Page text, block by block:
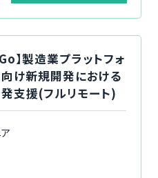
】製造業プラットフォ
け新規開発における
支援(フルリモート)